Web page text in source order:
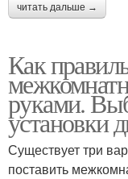
читать дальше →
Как
руками.
установки
Существует три
поставить